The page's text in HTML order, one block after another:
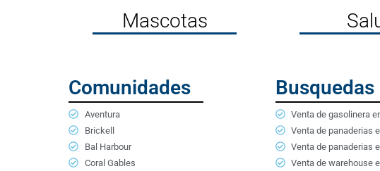
Mascotas
Comunidades
Aventura
Brickell
Bal Harbour
Coral Gables
Venta de gasolinera
Venta de panaderias
Venta de panaderias
Venta de warehouse